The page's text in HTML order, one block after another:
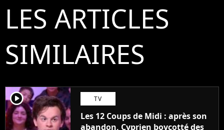
LES ARTICLES
SIMILAIRES
player2 TV
Les 12 Coups de Midi : après son
abandon, Cyprien boycotté des